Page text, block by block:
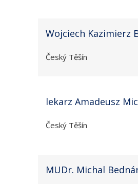
Wojciech Kazimierz
Český Těšín
lekarz Amadeusz
Český Těšín
MUDr. Michal